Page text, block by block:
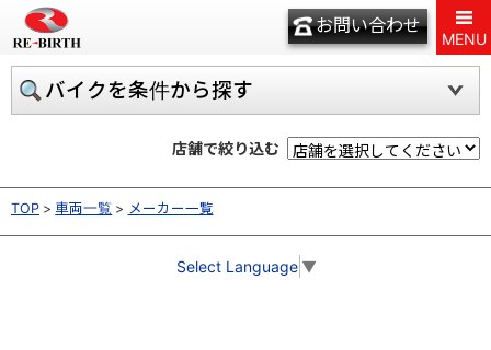
お問い合わせ
MENU
バイクを条件から探す
店舗で絞り込む
TOP 車両一覧 メーカー一覧
Select Language ▼